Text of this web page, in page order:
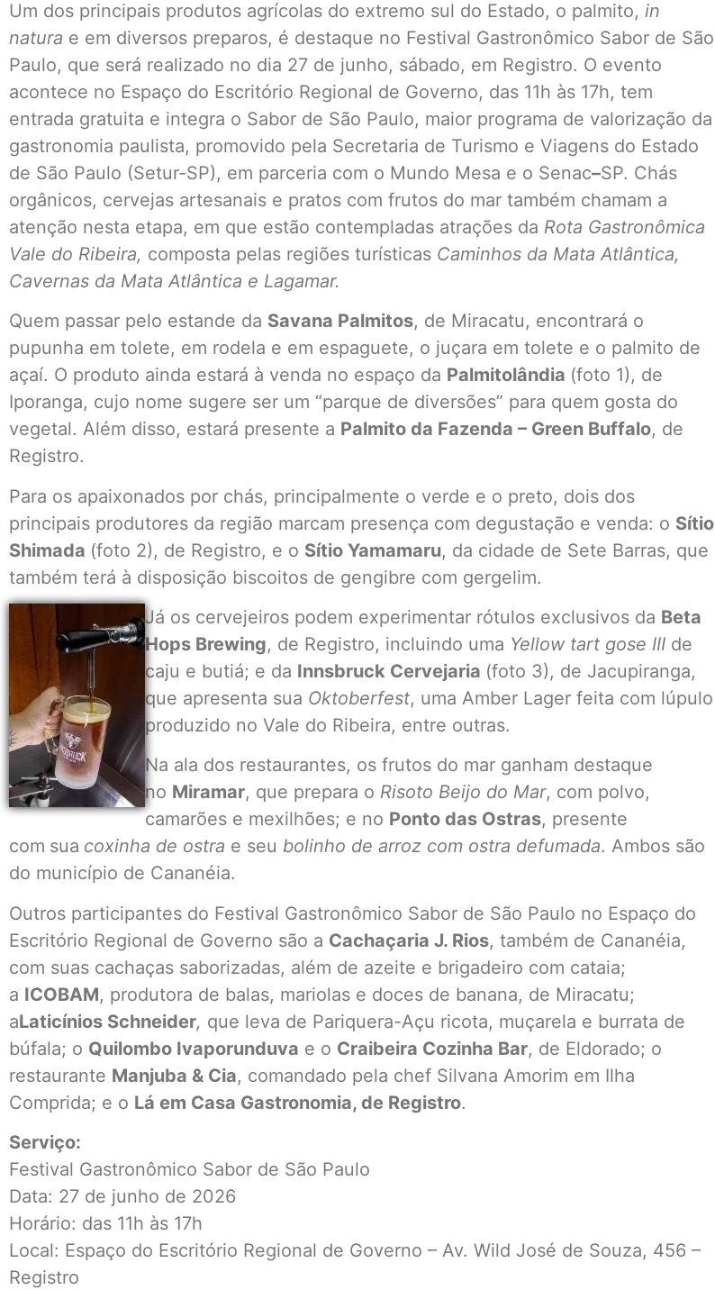
Um dos principais produtos agrícolas do extremo sul do Estado, o palmito, in
natura e em diversos preparos, é destaque no Festival Gastronômico Sabor de São
Paulo, que será realizado no dia 27 de junho, sábado, em Registro. O evento
acontece no Espaço do Escritório Regional de Governo, das 11h às 17h, tem
entrada gratuita e integra o Sabor de São Paulo, maior programa de valorização da
gastronomia paulista, promovido pela Secretaria de Turismo e Viagens do Estado
de São Paulo (Setur-SP), em parceria com o Mundo Mesa e o Senac–SP. Chás
orgânicos, cervejas artesanais e pratos com frutos do mar também chamam a
atenção nesta etapa, em que estão contempladas atrações da Rota Gastronômica
Vale do Ribeira, composta pelas regiões turísticas Caminhos da Mata Atlântica,
Cavernas da Mata Atlântica e Lagamar.
Quem passar pelo estande da Savana Palmitos, de Miracatu, encontrará o
pupunha em tolete, em rodela e em espaguete, o juçara em tolete e o palmito de
açaí. O produto ainda estará à venda no espaço da Palmitolândia (foto 1), de
Iporanga, cujo nome sugere ser um “parque de diversões” para quem gosta do
vegetal. Além disso, estará presente a Palmito da Fazenda – Green Buffalo, de
Registro.
Para os apaixonados por chás, principalmente o verde e o preto, dois dos
principais produtores da região marcam presença com degustação e venda: o Sítio
Shimada (foto 2), de Registro, e o Sítio Yamamaru, da cidade de Sete Barras, que
também terá à disposição biscoitos de gengibre com gergelim.
Já os cervejeiros podem experimentar rótulos exclusivos da Beta
Hops Brewing, de Registro, incluindo uma Yellow tart gose III de
caju e butiá; e da Innsbruck Cervejaria (foto 3), de Jacupiranga,
que apresenta sua Oktoberfest, uma Amber Lager feita com lúpulo
produzido no Vale do Ribeira, entre outras.
Na ala dos restaurantes, os frutos do mar ganham destaque
no Miramar, que prepara o Risoto Beijo do Mar, com polvo,
camarões e mexilhões; e no Ponto das Ostras, presente
com sua coxinha de ostra e seu bolinho de arroz com ostra defumada. Ambos são
do município de Cananéia.
Outros participantes do Festival Gastronômico Sabor de São Paulo no Espaço do
Escritório Regional de Governo são a Cachaçaria J. Rios, também de Cananéia,
com suas cachaças saborizadas, além de azeite e brigadeiro com cataia;
a ICOBAM, produtora de balas, mariolas e doces de banana, de Miracatu;
aLaticínios Schneider, que leva de Pariquera-Açu ricota, muçarela e burrata de
búfala; o Quilombo Ivaporunduva e o Craibeira Cozinha Bar, de Eldorado; o
restaurante Manjuba & Cia, comandado pela chef Silvana Amorim em Ilha
Comprida; e o Lá em Casa Gastronomia, de Registro.
Serviço:
Festival Gastronômico Sabor de São Paulo
Data: 27 de junho de 2026
Horário: das 11h às 17h
Local: Espaço do Escritório Regional de Governo – Av. Wild José de Souza, 456 –
Registro